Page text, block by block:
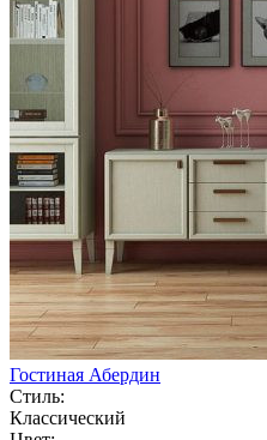
Гостиная Абердин
Стиль:
Классический